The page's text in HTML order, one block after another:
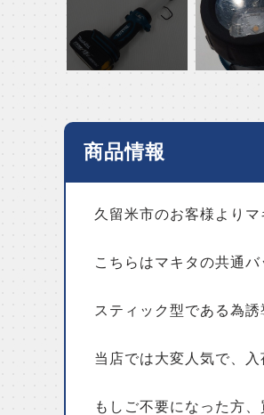
商品情報
久留米市のお客様より
こちらはマキタの共通
スティック型である為
当店では大変人気で、
もしご不要になった方